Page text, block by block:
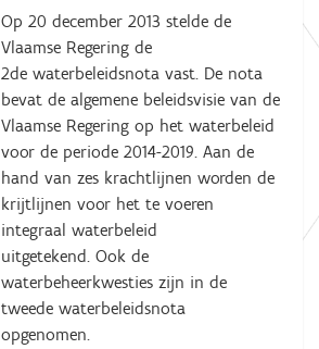
Op 20 december 2013 stelde de
Vlaamse Regering de
2de waterbeleidsnota vast. De nota
bevat de algemene beleidsvisie van de
Vlaamse Regering op het waterbeleid
voor de periode 2014-2019. Aan de
hand van zes krachtlijnen worden de
krijtlijnen voor het te voeren
integraal waterbeleid
uitgetekend. Ook de
waterbeheerkwesties zijn in de
tweede waterbeleidsnota
opgenomen.